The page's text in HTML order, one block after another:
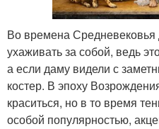
Во времена
ухаживать за собой, ведь
а если даму видели с
костер. В эпоху
краситься, но в то время
особой популярностью,